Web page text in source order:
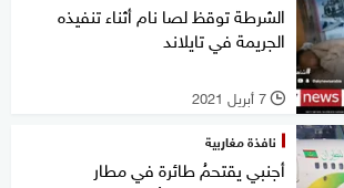
الشرطة توقظ لصا نام أثناء تنفيذه
الجريمة في تايلاند
l 7 أبريل 2021
نافذة مغاربية
أجنبي يقتحمُ طائرة في مطار